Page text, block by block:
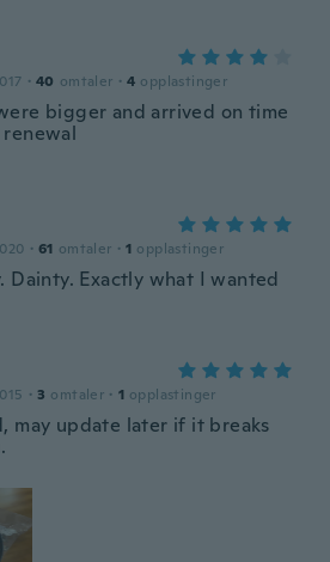
· 40 omtaler · 4 opplastinger
bigger and arrived on time
· 61 omtaler · 1 opplastinger
Dainty. Exactly what I wanted
· 3 omtaler · 1 opplastinger
may update later if it breaks